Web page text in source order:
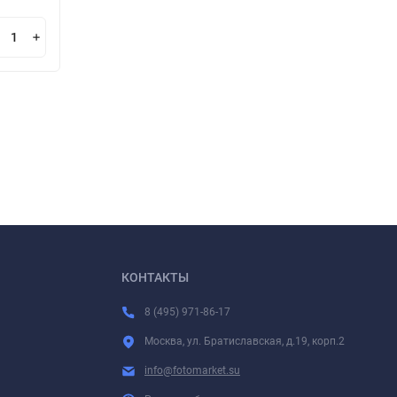
КОНТАКТЫ
8 (495) 971-86-17
Москва, ул. Братиславская, д.19, корп.2
info@fotomarket.su